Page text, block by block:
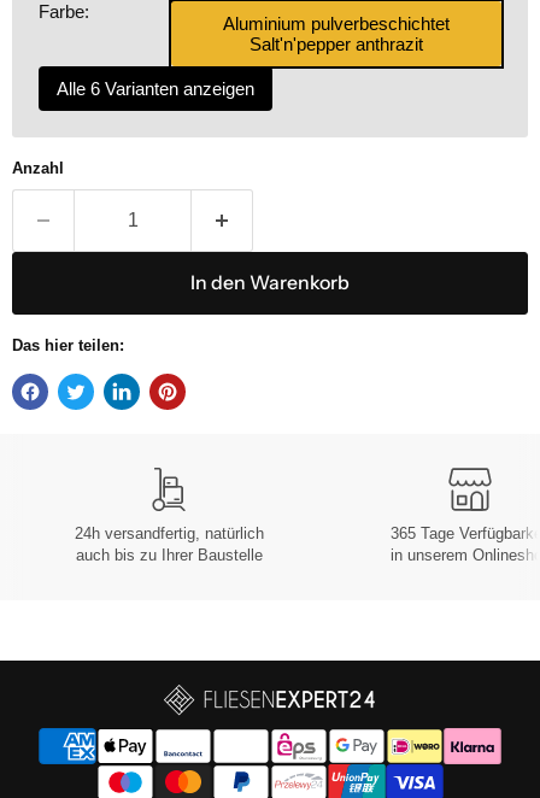
Farbe:
Aluminium pulverbeschichtet
Salt'n'pepper anthrazit
Alle 6 Varianten anzeigen
Anzahl
In den Warenkorb
Das hier teilen:
24h versandfertig, natürlich
auch bis zu Ihrer Baustelle
365 Tage
in unserem